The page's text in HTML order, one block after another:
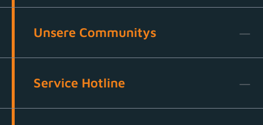
Unsere Communitys
Service Hotline